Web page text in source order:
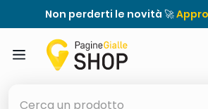
Non perderti le novità 🚀